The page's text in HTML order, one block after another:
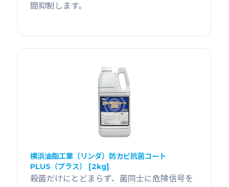
間抑制します。
横浜油脂工業（リンダ）防カビ抗菌コート
PLUS（プラス） [2kg]
殺菌だけにとどまらず、菌同士に危険信号を